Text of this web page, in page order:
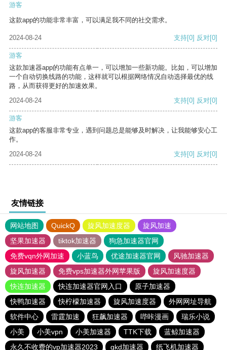
游客
这款app的功能非常丰富，可以满足我不同的社交需求。
2024-08-24 支持[0] 反对[0]
游客
这款加速器app的功能有点单一，可以增加一些新功能。比如，可以增加
一个自动切换线路的功能，这样就可以根据网络情况自动选择最优的线
路，从而获得更好的加速效果。
2024-08-24
支持[0] 反对[0]
游客
这款app的客服非常专业，遇到问题总是能够及时解决，让我能够安心工
作。
2024-08-24
支持[0] 反对[0]
友情链接
网站地图 QuickQ 旋风加速度器
旋风加速
坚果加速器
tiktok加速器
狗急加速器官网
免费vqn外网加速
小蓝鸟 优途加速器官网
风驰加速器
旋风加速器
免费vps加速器外网苹果版
旋风加速度器
快连加速器
快连加速器官网入口
原子加速器
快鸭加速器
快柠檬加速器 旋风加速度器
外网网址导航
软件中心
雷霆加速 狂飙加速器 哔咔漫画
瑞乐小说
小美
小美vpn 小美加速器 TTK下载
蓝鲸加速器
永久不收费的vp加速器2023
gkd加速器 纸飞机加速器